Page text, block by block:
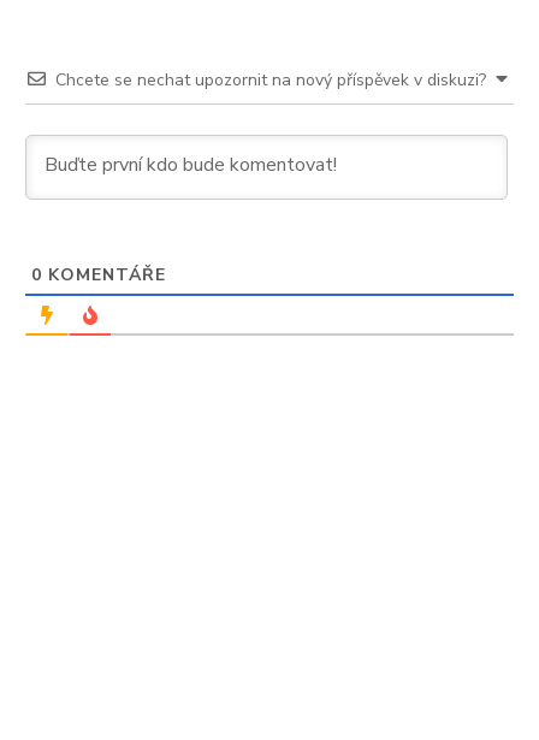
Chcete se nechat upozornit na nový příspěvek v diskuzi?
0 KOMENTÁŘE